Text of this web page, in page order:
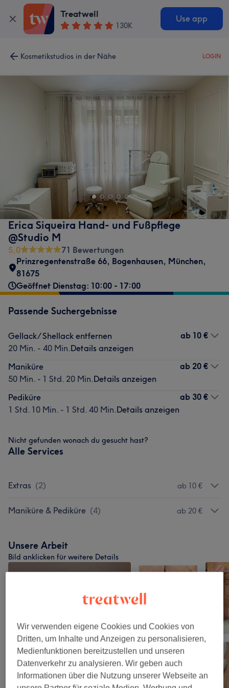
Treatwell
130K
Use app
Kosmetikstudios in der Nähe LOGIN
Erica Siqueira Hand- und Fußpflege
@Studio M
5,0
71 Bewertungen
Prinzregentenstraße 66, Bogenhausen, München,
81675
Geöffnet Dienstag: 10:00 - 17:00
Passende Suchergebnisse
Gellack/ Shellack entfernen
20 Min. - 40 Min.Details anzeigen
ab 10 €
Maniküre
50 Min. - 1 Std. 20 Min.Details anzeigen
ab 20 €
Pediküre
1 Std. 10 Min. - 1 Std. 40 Min.Details anzeigen
ab 30 €
Nicht gefunden wonach du gesucht hast?
Alle Services
Extras (2) ab 10 €
Maniküre & Pediküre (4) ab 20 €
Unsere Arbeit
Bild anklicken für weitere Details
Wir verwenden eigene Cookies und Cookies von
Dritten, um Inhalte und Anzeigen zu personalisieren,
Medienfunktionen bereitzustellen und unseren
Datenverkehr zu analysieren. Wir geben auch
Informationen über die Nutzung unserer Webseite an